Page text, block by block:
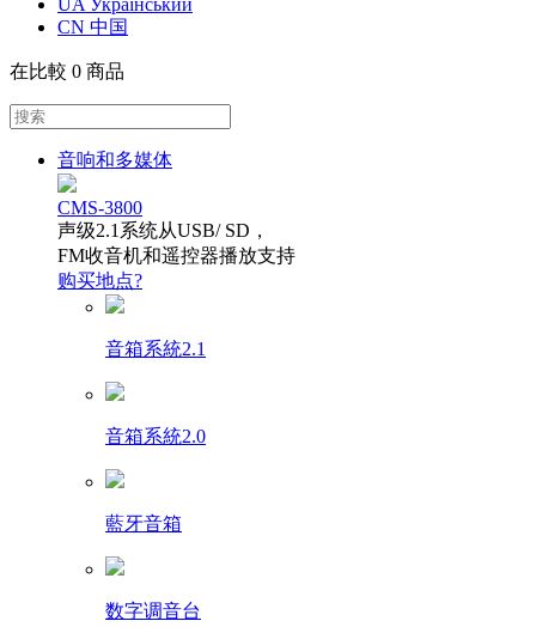
UA Український
CN 中国
在比較 0 商品
音响和多媒体
CMS-3800
声级2.1系统从USB/ SD，
FM收音机和遥控器播放支持
购买地点?
音箱系統2.1
音箱系統2.0
藍牙音箱
数字调音台